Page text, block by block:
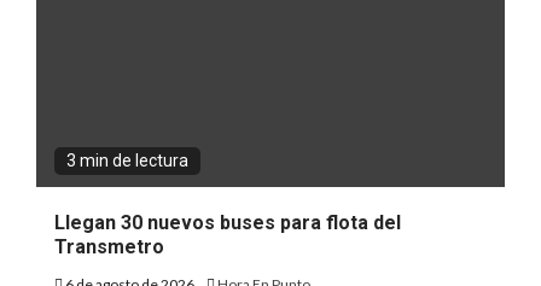
3 min de lectura
Llegan 30 nuevos buses para flota del
Transmetro